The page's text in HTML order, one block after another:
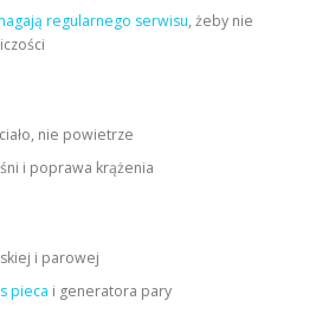
regularnego serwisu, żeby nie
nie powietrze
i poprawa krążenia
i parowej
pieca i generatora pary